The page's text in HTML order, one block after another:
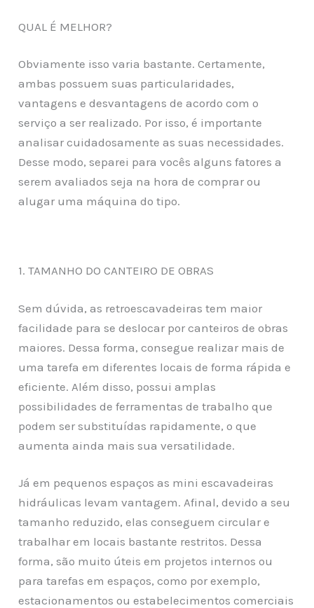
QUAL É MELHOR?
Obviamente isso varia bastante. Certamente,
ambas possuem suas particularidades,
vantagens e desvantagens de acordo com o
serviço a ser realizado. Por isso, é importante
analisar cuidadosamente as suas necessidades.
Desse modo, separei para vocês alguns fatores a
serem avaliados seja na hora de comprar ou
alugar uma máquina do tipo.
1. TAMANHO DO CANTEIRO DE OBRAS
Sem dúvida, as retroescavadeiras tem maior
facilidade para se deslocar por canteiros de obras
maiores. Dessa forma, consegue realizar mais de
uma tarefa em diferentes locais de forma rápida e
eficiente. Além disso, possui amplas
possibilidades de ferramentas de trabalho que
podem ser substituídas rapidamente, o que
aumenta ainda mais sua versatilidade.
Já em pequenos espaços as mini escavadeiras
hidráulicas levam vantagem. Afinal, devido a seu
tamanho reduzido, elas conseguem circular e
trabalhar em locais bastante restritos. Dessa
forma, são muito úteis em projetos internos ou
para tarefas em espaços, como por exemplo,
estacionamentos ou estabelecimentos comerciais